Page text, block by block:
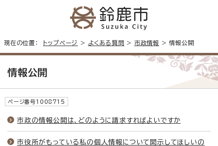
現在の位置： トップページ > よくある質問 > 市政情報 > 情報公開
情報公開
ページ番号1008715
市政の情報公開は、どのように請求すればよいですか
市役所がもっている私の個人情報について開示してほしいの